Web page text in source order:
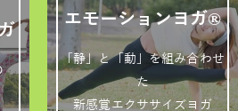
エモーションヨガ®
「静」と「動」を組み合わせ
た
新感覚エクササイズヨガ